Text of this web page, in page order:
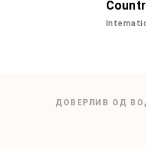
ДОВЕРЛИВ ОД